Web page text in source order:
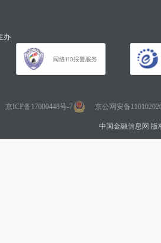
办
京ICP备17000448号-7 京公网安备
中国金融信息网 版